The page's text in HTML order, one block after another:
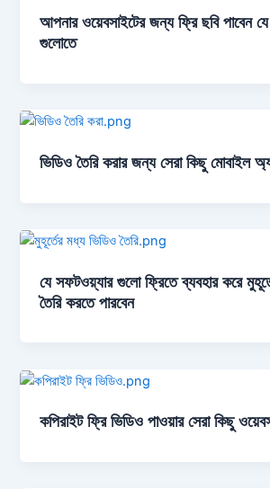
আপনার ওয়েবসাইটের জন্য ফ্রি ছবি পাবেন
গুলোতে
ভিডিও তৈরি করার জন্য সেরা কিছু মোবাইল
যে সফটওয়্যার গুলো ফ্রিতে ব্যবহার করে
তৈরি করতে পারবেন
কপিরাইট ফ্রি ভিডিও পাওয়ার সেরা কিছু